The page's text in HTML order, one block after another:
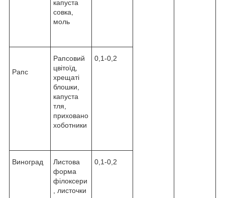
капуста
совка,
моль
Рапс
Рапсовий
цвітоїд,
хрещаті
блошки,
капуста
тля,
приховано
хоботники
0,1-0,2
Виноград
Листова
форма
філоксери
, листочки
0,1-0,2